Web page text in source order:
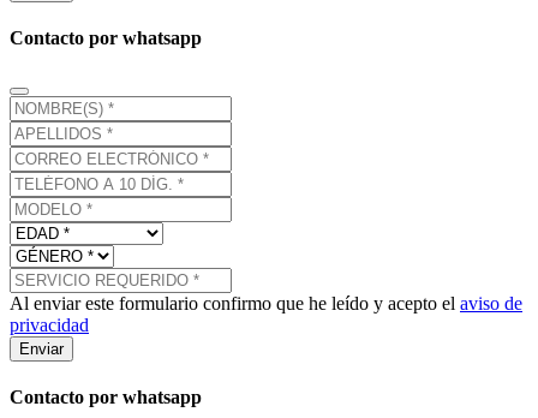
Contacto por whatsapp
Al enviar este formulario confirmo que he leído y acepto el aviso de
privacidad
Enviar
Contacto por whatsapp